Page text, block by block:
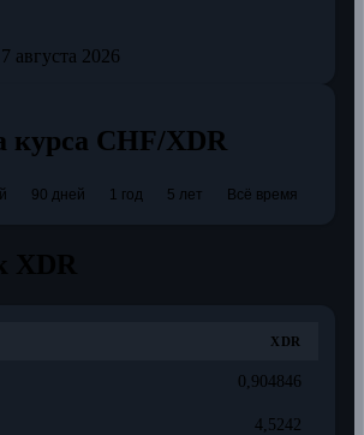
2026
курса CHF/XDR
90 дней 1 год 5 лет Всё время
XDR
0,904846
4,5242